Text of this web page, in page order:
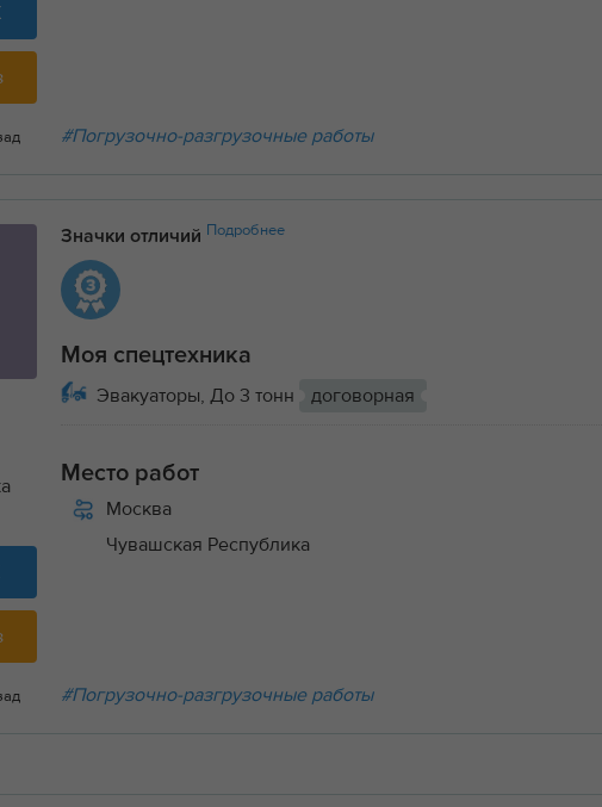
#Погрузочно-разгрузочные работы
Значки отличий Подробнее
Моя спецтехника
Эвакуаторы, До 3 тонн
договорная
Место работ
Москва
Чувашская Республика
#Погрузочно-разгрузочные работы